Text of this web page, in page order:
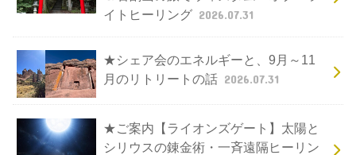
イトヒーリング 2026.07.31
★シェア会のエネルギーと、9月～11
月のリトリートの話 2026.07.31
★ご案内【ライオンズゲート】太陽と
シリウスの錬金術・一斉遠隔ヒーリン